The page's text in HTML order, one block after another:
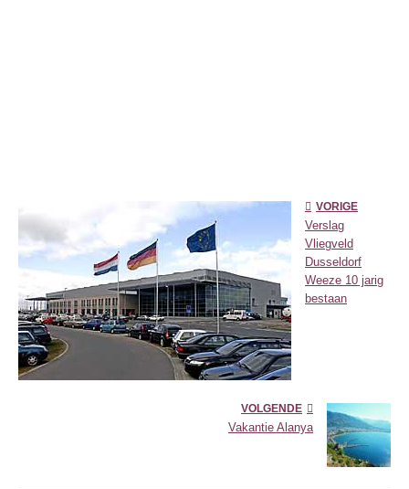
VORIGE
Verslag
Vliegveld
Dusseldorf
Weeze 10 jarig
bestaan
VOLGENDE
Vakantie Alanya